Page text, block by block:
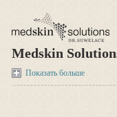
Medskin
Показать больше